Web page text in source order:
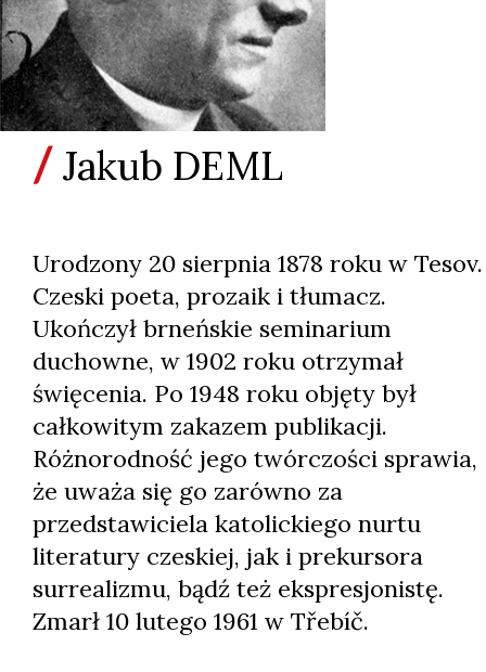
Jakub DEML
Urodzony 20 sierpnia 1878 roku w Tesov.
Czeski poeta, prozaik i tłumacz.
Ukończył brneńskie seminarium
duchowne, w 1902 roku otrzymał
święcenia. Po 1948 roku objęty był
całkowitym zakazem publikacji.
Różnorodność jego twórczości sprawia,
że uważa się go zarówno za
przedstawiciela katolickiego nurtu
literatury czeskiej, jak i prekursora
surrealizmu, bądź też ekspresjonistę.
Zmarł 10 lutego 1961 w Třebíč.